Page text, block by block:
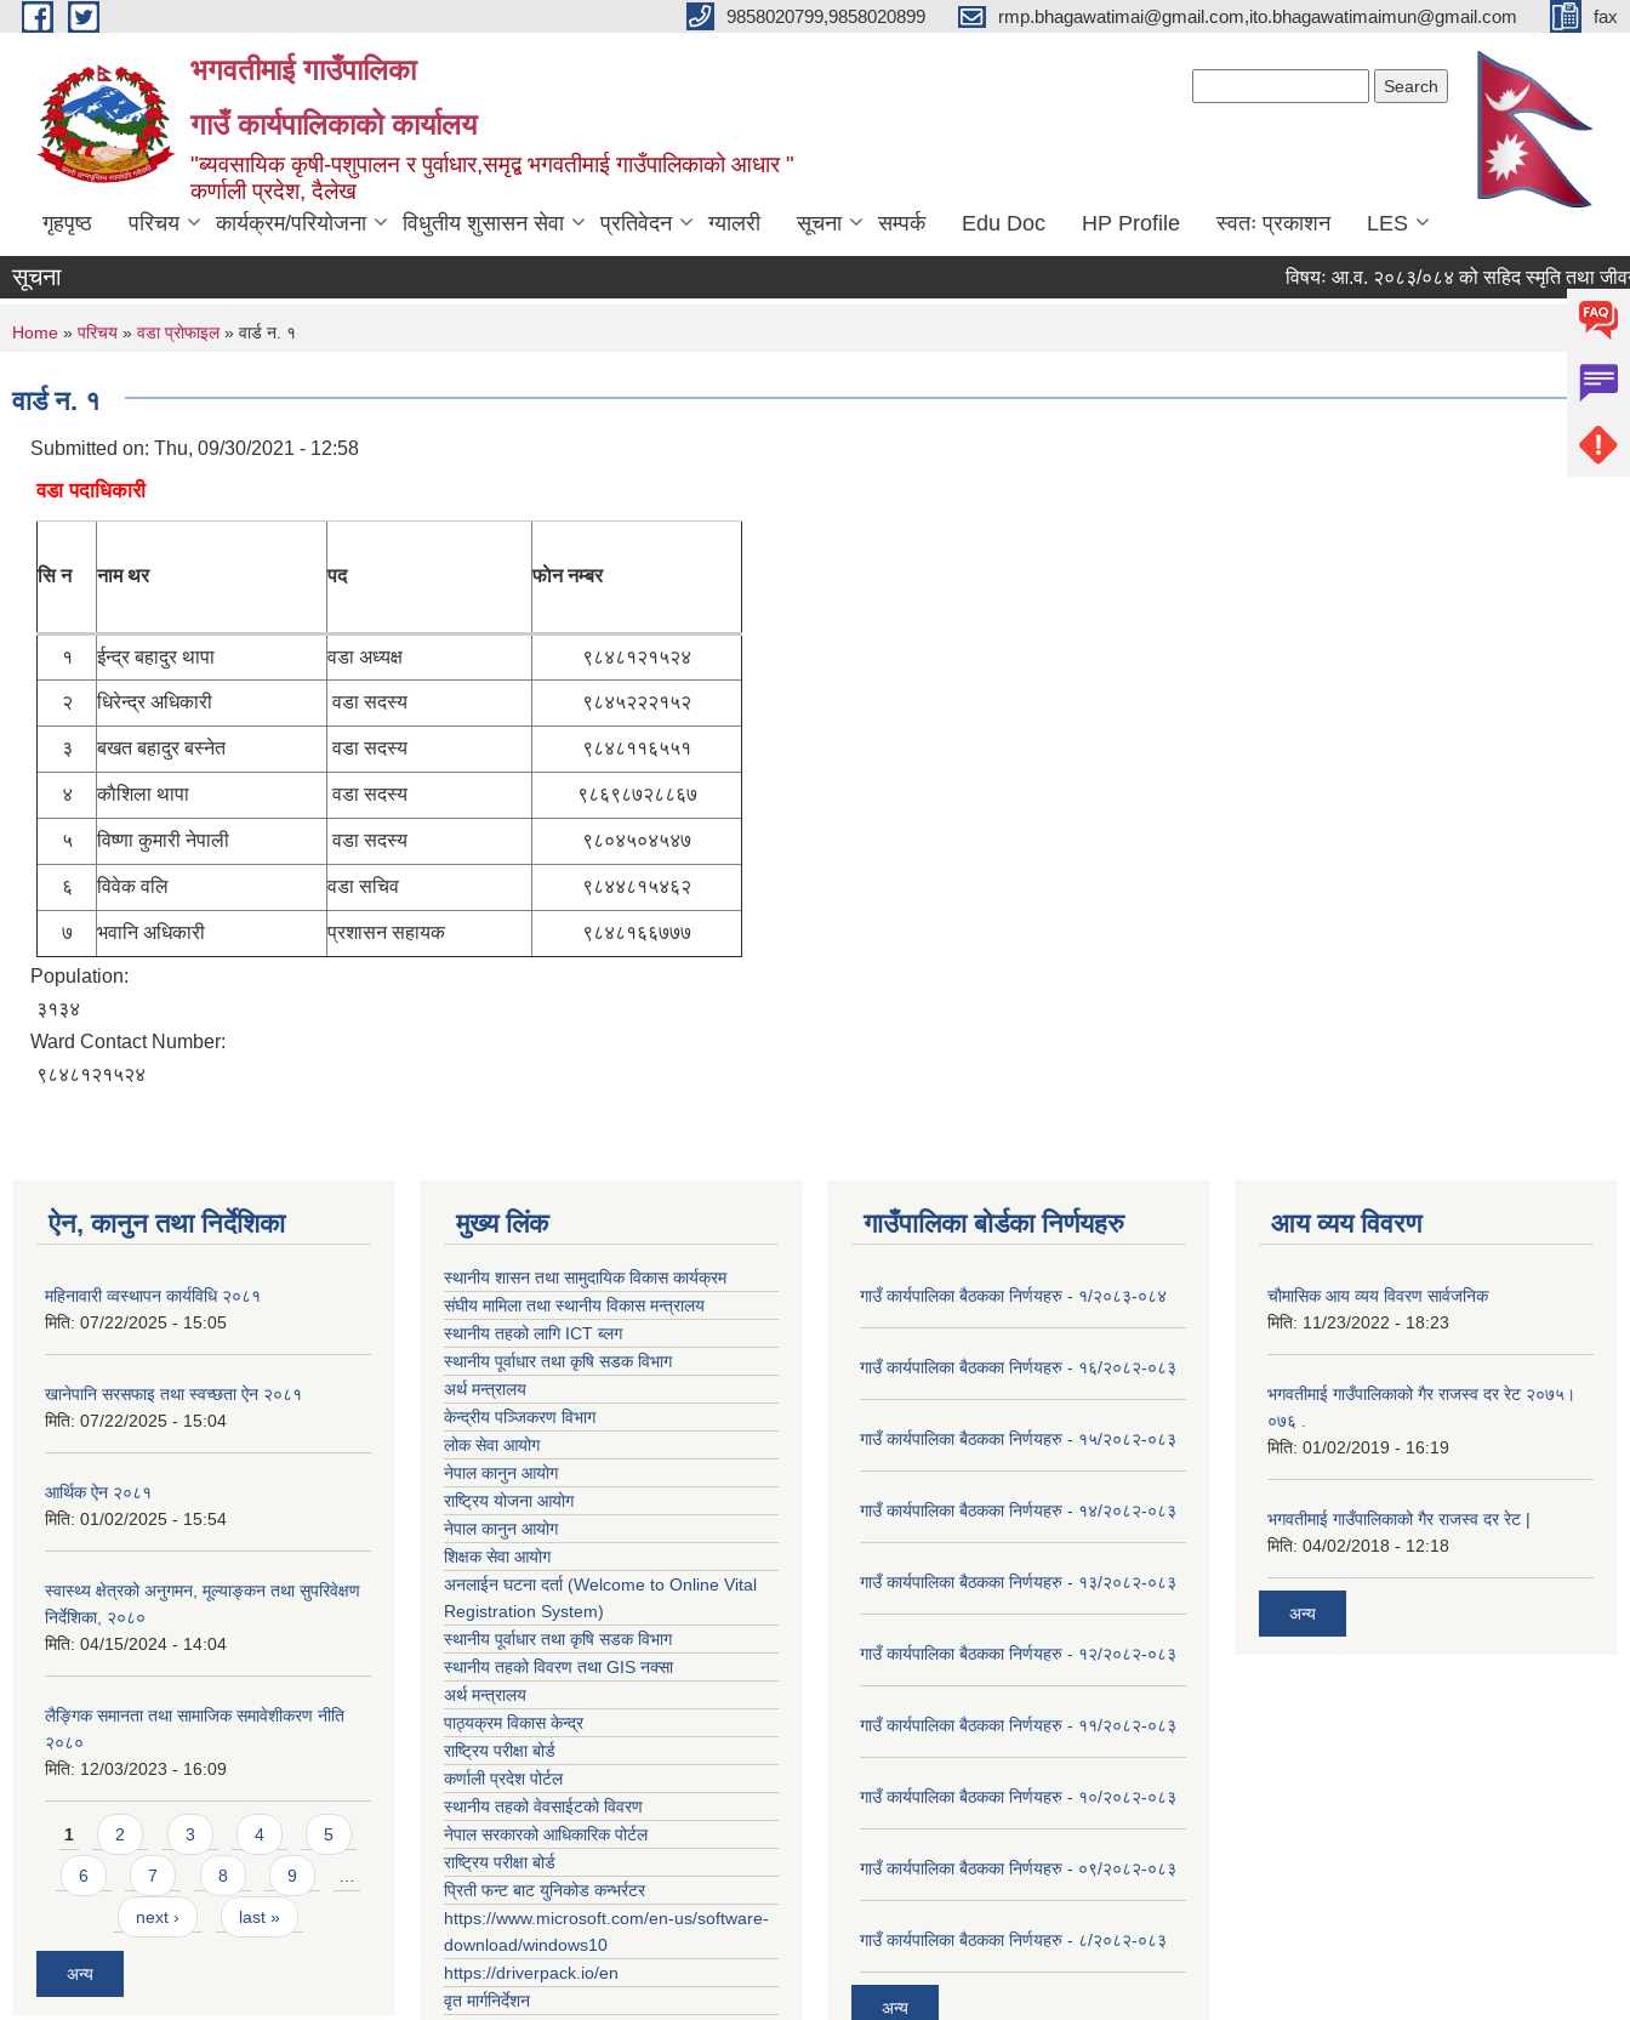
Skip to main content 9858020799,9858020899 rmp.bhagawatimai@gmail.com,ito.bhagawatimaimun@gmail.com fax
भगवतीमाई गाउँपालिका
गाउँ कार्यपालिकाको कार्यालय
"ब्यवसायिक कृषी-पशुपालन र पुर्वाधार,समृद्ब भगवतीमाई गाउँपालिकाको आधार "
कर्णाली प्रदेश, दैलेख
गृहपृष्ठ परिचय कार्यक्रम/परियोजना विधुतीय शुसासन सेवा प्रतिवेदन ग्यालरी सूचना सम्पर्क Edu Doc HP Profile स्वतः प्रकाशन LES
सूचना विषयः आ.व. २०८३/०८४ को सहिद स्मृति तथा जीवन
You are here
Home » परिचय » वडा प्राेफाइल» वार्ड न. १
वार्ड न. १
Submitted on: Thu, 09/30/2021 - 12:58
वडा पदाधिकारी
सि न नाम थर पद फाेन नम्बर
१ ईन्द्र बहादुर थापा वडा अध्यक्ष ९८४८१२१५२४
२ धिरेन्द्र अधिकारी वडा सदस्य ९८४५२२२१५२
३ बखत बहादुर बस्नेत वडा सदस्य ९८४८११६५५१
४ काैशिला थापा वडा सदस्य ९८६९८७२८८६७
५ विष्णा कुमारी नेपाली वडा सदस्य ९८०४५०४५४७
६ विवेक वलि वडा सचिव ९८४४८१५४६२
७ भवानि अधिकारी प्रशासन सहायक ९८४८१६६७७७
Population:
३१३४
Ward Contact Number:
९८४८१२१५२४
ऐन, कानुन तथा निर्देशिका
महिनावारी व्वस्थापन कार्यविधि २०८१
मिति: 07/22/2025 - 15:05
खानेपानि सरसफाइ तथा स्वच्छता ऐन २०८१
मिति: 07/22/2025 - 15:04
आर्थिक ऐन २०८१
मिति: 01/02/2025 - 15:54
स्वास्थ्य क्षेत्रको अनुगमन, मूल्याङ्कन तथा सुपरिवेक्षण
निर्देशिका, २०८०
मिति: 04/15/2024 - 14:04
लैङ्गिक समानता तथा सामाजिक समावेशीकरण नीति
२०८०
मिति: 12/03/2023 - 16:09
Pages
1 2 3 4 5
6 7 8 9 …
next › last »
अन्य
मुख्य लिंक
स्थानीय शासन तथा सामुदायिक विकास कार्यक्रम
संघीय मामिला तथा स्थानीय विकास मन्त्रालय
स्थानीय तहको लागि ICT ब्लग
स्थानीय पूर्वाधार तथा कृषि सडक विभाग
अर्थ मन्त्रालय
केन्द्रीय पञ्जिकरण विभाग
लोक सेवा आयोग
नेपाल कानुन आयोग
राष्ट्रिय योजना आयोग
नेपाल कानुन आयोग
शिक्षक सेवा आयोग
अनलाईन घटना दर्ता (Welcome to Online Vital
Registration System)
स्थानीय पूर्वाधार तथा कृषि सडक विभाग
स्थानीय तहको विवरण तथा GIS नक्सा
अर्थ मन्त्रालय
पाठ्यक्रम विकास केन्द्र
राष्ट्रिय परीक्षा बोर्ड
कर्णाली प्रदेश पोर्टल
स्थानीय तहको वेवसाईटको विवरण
नेपाल सरकारको आधिकारिक पोर्टल
राष्ट्रिय परीक्षा बोर्ड
प्रिती फन्ट बाट युनिकोड कन्भर्रटर
https://www.microsoft.com/en-us/software-
download/windows10
https://driverpack.io/en
वृत मार्गनिर्देशन
गाउँपालिका बोर्डका निर्णयहरु
गाउँ कार्यपालिका बैठकका निर्णयहरु - १/२०८३-०८४
गाउँ कार्यपालिका बैठकका निर्णयहरु - १६/२०८२-०८३
गाउँ कार्यपालिका बैठकका निर्णयहरु - १५/२०८२-०८३
गाउँ कार्यपालिका बैठकका निर्णयहरु - १४/२०८२-०८३
गाउँ कार्यपालिका बैठकका निर्णयहरु - १३/२०८२-०८३
गाउँ कार्यपालिका बैठकका निर्णयहरु - १२/२०८२-०८३
गाउँ कार्यपालिका बैठकका निर्णयहरु - ११/२०८२-०८३
गाउँ कार्यपालिका बैठकका निर्णयहरु - १०/२०८२-०८३
गाउँ कार्यपालिका बैठकका निर्णयहरु - ०९/२०८२-०८३
गाउँ कार्यपालिका बैठकका निर्णयहरु - ८/२०८२-०८३
अन्य
आय व्यय विवरण
चाैमासिक आय व्यय विवरण सार्वजनिक
मिति: 11/23/2022 - 18:23
भगवतीमाई गाउँपालिकाको गैर राजस्व दर रेट २०७५।
०७६ .
मिति: 01/02/2019 - 16:19
भगवतीमाई गाउँपालिकाको गैर राजस्व दर रेट |
मिति: 04/02/2018 - 12:18
अन्य